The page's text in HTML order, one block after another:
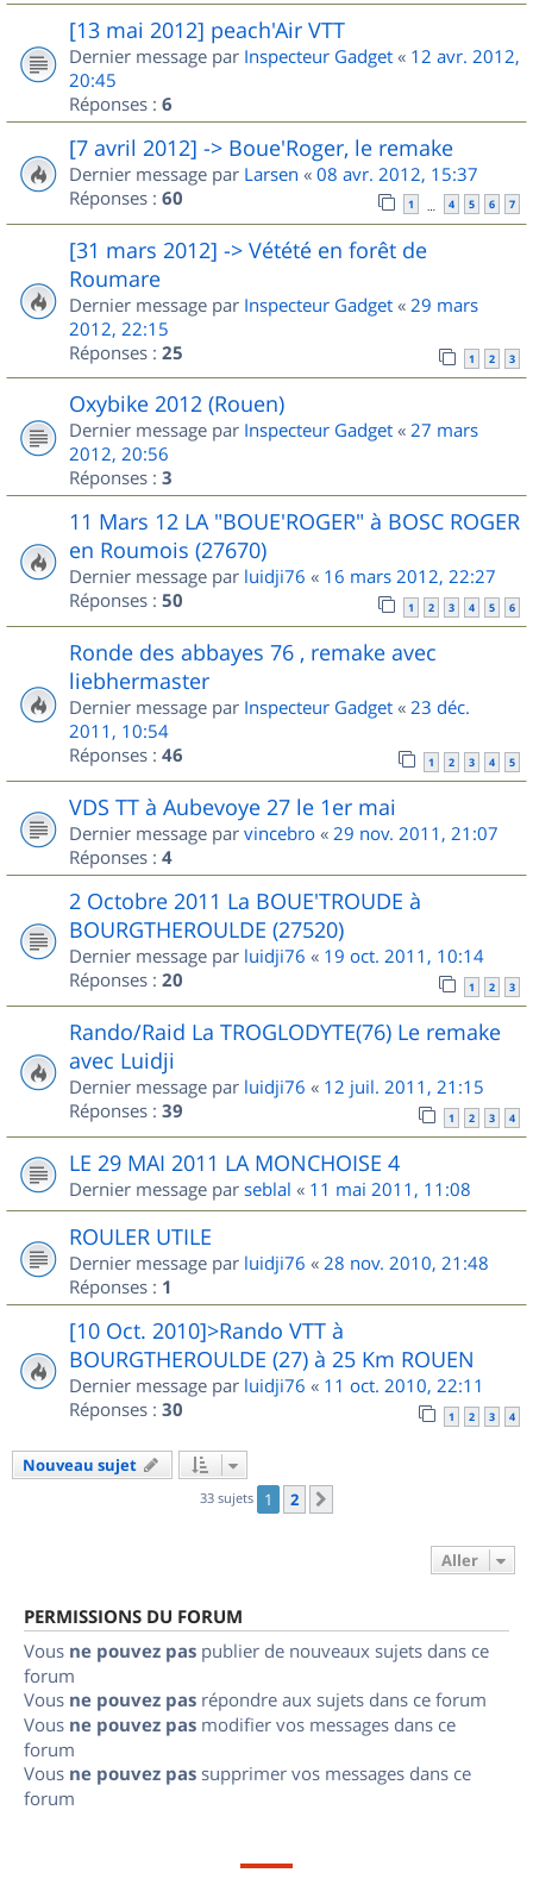
[13 mai 2012] peach'Air VTT
Dernier message par Inspecteur Gadget « 12 avr. 2012,
20:45
Réponses : 6
[7 avril 2012] -> Boue'Roger, le remake
Dernier message par Larsen « 08 avr. 2012, 15:37
Réponses : 60 1 … 4 5 6 7
[31 mars 2012] -> Vétété en forêt de
Roumare
Dernier message par Inspecteur Gadget « 29 mars
2012, 22:15
Réponses : 25 1 2 3
Oxybike 2012 (Rouen)
Dernier message par Inspecteur Gadget « 27 mars
2012, 20:56
Réponses : 3
11 Mars 12 LA "BOUE'ROGER" à BOSC ROGER
en Roumois (27670)
Dernier message par luidji76 « 16 mars 2012, 22:27
Réponses : 50 1 2 3 4 5 6
Ronde des abbayes 76 , remake avec
liebhermaster
Dernier message par Inspecteur Gadget « 23 déc.
2011, 10:54
Réponses : 46 1 2 3 4 5
VDS TT à Aubevoye 27 le 1er mai
Dernier message par vincebro « 29 nov. 2011, 21:07
Réponses : 4
2 Octobre 2011 La BOUE'TROUDE à
BOURGTHEROULDE (27520)
Dernier message par luidji76 « 19 oct. 2011, 10:14
Réponses : 20 1 2 3
Rando/Raid La TROGLODYTE(76) Le remake
avec Luidji
Dernier message par luidji76 « 12 juil. 2011, 21:15
Réponses : 39 1 2 3 4
LE 29 MAI 2011 LA MONCHOISE 4
Dernier message par seblal « 11 mai 2011, 11:08
ROULER UTILE
Dernier message par luidji76 « 28 nov. 2010, 21:48
Réponses : 1
[10 Oct. 2010]>Rando VTT à
BOURGTHEROULDE (27) à 25 Km ROUEN
Dernier message par luidji76 « 11 oct. 2010, 22:11
Réponses : 30 1 2 3 4
Nouveau sujet
33 sujets 1 2
Aller
PERMISSIONS DU FORUM
Vous ne pouvez pas publier de nouveaux sujets dans ce
forum
Vous ne pouvez pas répondre aux sujets dans ce forum
Vous ne pouvez pas modifier vos messages dans ce
forum
Vous ne pouvez pas supprimer vos messages dans ce
forum